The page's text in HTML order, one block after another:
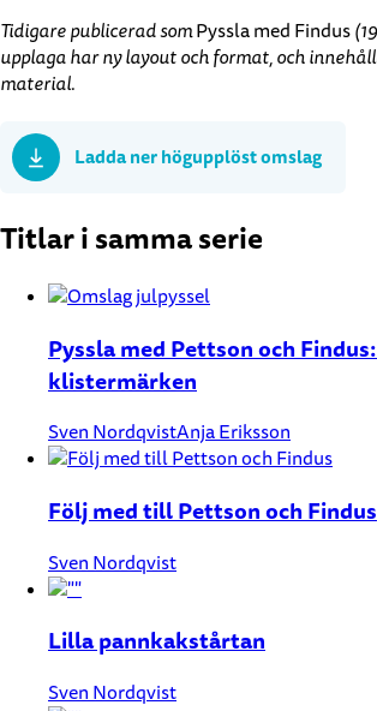
Tidigare publicerad somPyssla med Findus
upplaga har ny layout och format, och
material.
Ladda ner högupplöst omslag
Titlar i samma serie
Pyssla med Pettson och
klistermärken
Sven NordqvistAnja Eriksson
Följ med till Pettson och Findus
Sven Nordqvist
Lilla pannkakstårtan
Sven Nordqvist